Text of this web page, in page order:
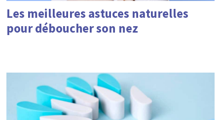
Les meilleures astuces naturelles
pour déboucher son nez